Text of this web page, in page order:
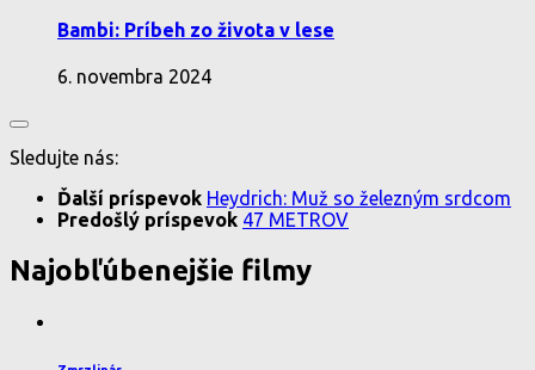
Bambi: Príbeh zo života v lese
6. novembra 2024
Sledujte nás:
Ďalší príspevok Heydrich: Muž so železným srdcom
Predošlý príspevok 47 METROV
Najobľúbenejšie filmy